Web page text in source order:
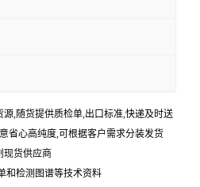
,随货提供质检单,出口标准,快递及时送
省心高纯度,可根据客户需求分装发货
现货供应商
和检测图谱等技术资料